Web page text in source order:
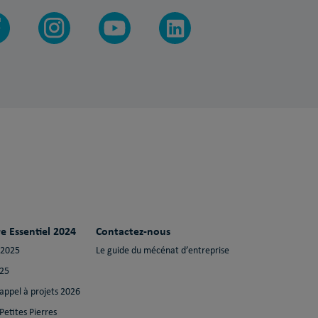
Essentiel 2024
à projets 2026
Pierres
Contactez-nous
Le guide du mécénat d’entreprise